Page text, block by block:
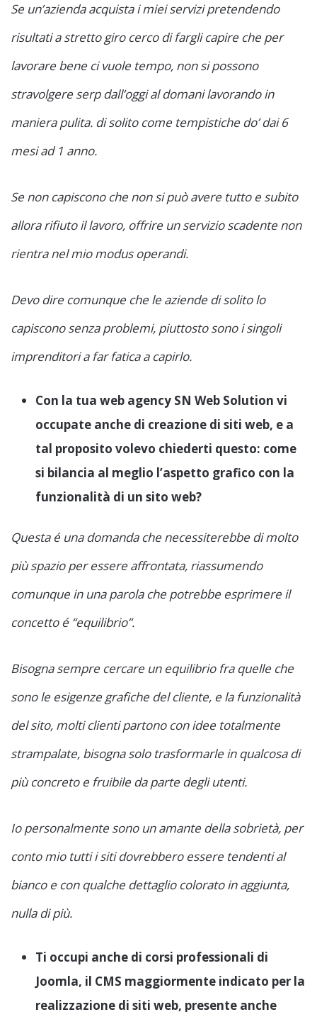
Se un’azienda acquista i miei servizi pretendendo
risultati a stretto giro cerco di fargli capire che per
lavorare bene ci vuole tempo, non si possono
stravolgere serp dall’oggi al domani lavorando in
maniera pulita. di solito come tempistiche do’ dai 6
mesi ad 1 anno.
Se non capiscono che non si può avere tutto e subito
allora rifiuto il lavoro, offrire un servizio scadente non
rientra nel mio modus operandi.
Devo dire comunque che le aziende di solito lo
capiscono senza problemi, piuttosto sono i singoli
imprenditori a far fatica a capirlo.
Con la tua web agency SN Web Solution vi
occupate anche di creazione di siti web, e a
tal proposito volevo chiederti questo: come
si bilancia al meglio l’aspetto grafico con la
funzionalità di un sito web?
Questa é una domanda che necessiterebbe di molto
più spazio per essere affrontata, riassumendo
comunque in una parola che potrebbe esprimere il
concetto é “equilibrio”.
Bisogna sempre cercare un equilibrio fra quelle che
sono le esigenze grafiche del cliente, e la funzionalità
del sito, molti clienti partono con idee totalmente
strampalate, bisogna solo trasformarle in qualcosa di
più concreto e fruibile da parte degli utenti.
Io personalmente sono un amante della sobrietà, per
conto mio tutti i siti dovrebbero essere tendenti al
bianco e con qualche dettaglio colorato in aggiunta,
nulla di più.
Ti occupi anche di corsi professionali di
Joomla, il CMS maggiormente indicato per la
realizzazione di siti web, presente anche